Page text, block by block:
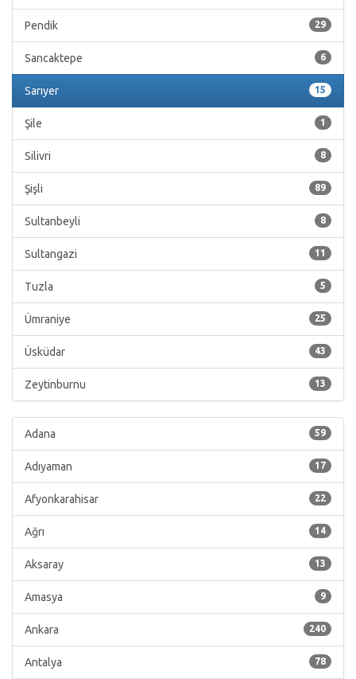
29
Pendik
6
Sancaktepe
15
Sarıyer
1
Şile
8
Silivri
89
Şişli
8
Sultanbeyli
11
Sultangazi
5
Tuzla
25
Ümraniye
43
Üsküdar
13
Zeytinburnu
59
Adana
17
Adıyaman
22
Afyonkarahisar
14
Ağrı
13
Aksaray
9
Amasya
240
Ankara
78
Antalya